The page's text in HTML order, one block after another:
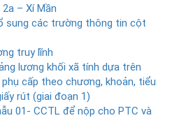
– Xí Mần
sung các trường thông tin cột
truy lĩnh
lương khối xã tính dựa trên
cấp theo chương, khoản, tiểu
rút (giai đoạn 1)
01- CCTL để nộp cho PTC và